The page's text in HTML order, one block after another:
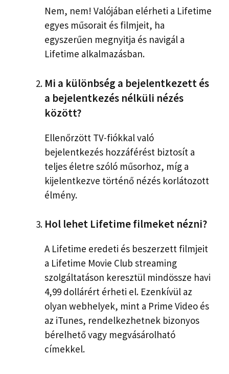
Nem, nem! Valójában elérheti a Lifetime
egyes műsorait és filmjeit, ha
egyszerűen megnyitja és navigál a
Lifetime alkalmazásban.
Mi a különbség a bejelentkezett és
a bejelentkezés nélküli nézés
között?
Ellenőrzött TV-fiókkal való
bejelentkezés hozzáférést biztosít a
teljes életre szóló műsorhoz, míg a
kijelentkezve történő nézés korlátozott
élmény.
Hol lehet Lifetime filmeket nézni?
A Lifetime eredeti és beszerzett filmjeit
a Lifetime Movie Club streaming
szolgáltatáson keresztül mindössze havi
4,99 dollárért érheti el. Ezenkívül az
olyan webhelyek, mint a Prime Video és
az iTunes, rendelkezhetnek bizonyos
bérelhető vagy megvásárolható
címekkel.